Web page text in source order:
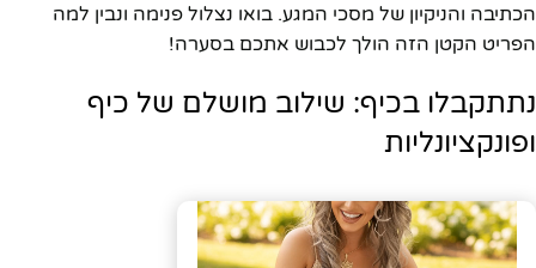
הכתיבה והניקיון של מסכי המגע. בואו נצלול פנימה ונבין למה
הפריט הקטן הזה הולך לכבוש אתכם בסערה!
נתתקבלו בכיף: שילוב מושלם של כיף
ופונקציונליות